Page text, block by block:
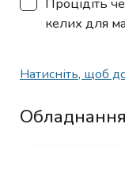
келих для
Натисніть, щоб
Обладнання